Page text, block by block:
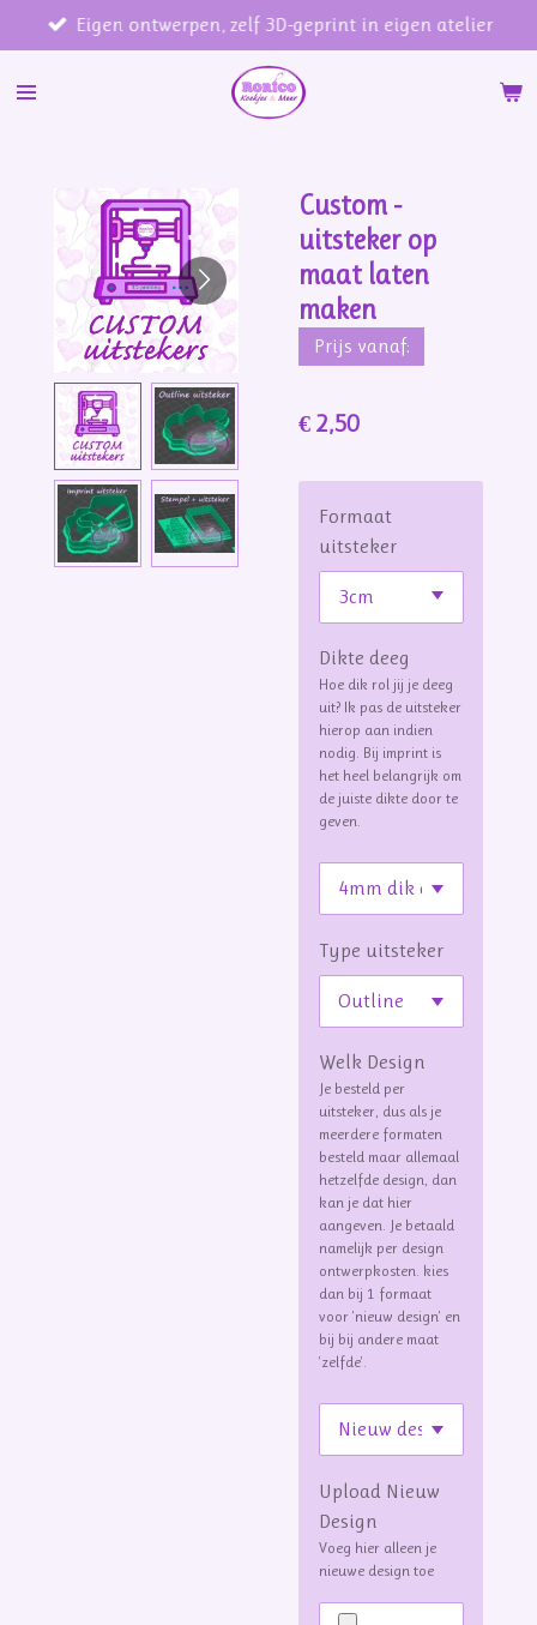
direct
naar
Eigen ontwerpen, zelf 3D-geprint in eigen atelier
Custom -
uitsteker op
maat laten
maken
Prijs vanaf:
€ 2,50
Formaat
uitsteker
Dikte deeg
Hoe dik rol jij je deeg
uit? Ik pas de uitsteker
hierop aan indien
nodig. Bij imprint is
het heel belangrijk om
de juiste dikte door te
geven.
Type uitsteker
Welk Design
Je besteld per
uitsteker, dus als je
meerdere formaten
besteld maar allemaal
hetzelfde design, dan
kan je dat hier
aangeven. Je betaald
namelijk per design
ontwerpkosten. kies
dan bij 1 formaat
voor 'nieuw design' en
bij bij andere maat
'zelfde'.
Upload Nieuw
Design
Voeg hier alleen je
nieuwe design toe